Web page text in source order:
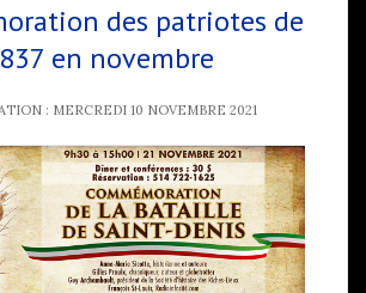
des patriotes de
en novembre
: MERCREDI 10 NOVEMBRE 2021